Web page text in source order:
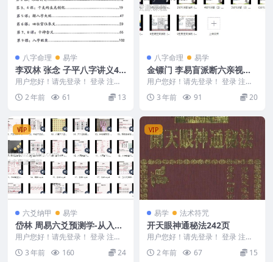
八字命理 易学
李双林 张念 子平八字讲义45
4页
用户您好！请先登录！ 登录 注册
李双林 张念 子平八字讲义454页 2
4111...
2 年前 61 13
八字命理 易学
金镖门 李易盲派断六亲视频1
5集
用户您好！请先登录！ 登录 注册
李易盲派断六亲 Y2308-75 金镖门
李易盲...
3 年前 91 20
VIP
六爻纳甲 易学
岱林 周易六爻预测学-从入门
到精通视频65集
用户您好！请先登录！ 登录 注册
岱林-周易六爻预测学-从入门到精
通 Y2307...
3 年前 160 24
VIP
易学 法术符咒
开天眼神通秘法242页
用户您好！请先登录！ 登录 注册
开天眼神通秘法242页 2412367-8
2 年前 67 15